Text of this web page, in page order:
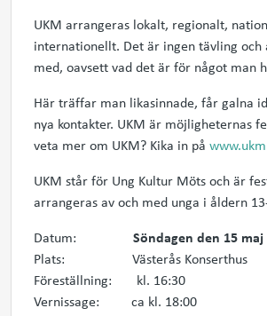
UKM arrangeras lokalt, regionalt,
internationellt. Det är ingen tävling och
med, oavsett vad det är för något man
Här träffar man likasinnade, får galna
nya kontakter. UKM är möjligheternas
veta mer om UKM? Kika in på
UKM står för Ung Kultur Möts och är
arrangeras av och med unga i åldern
Datum: Söndagen den 15 maj
Plats: Västerås Konserthus
Föreställning: kl. 16:30
Vernissage: ca kl. 18:00